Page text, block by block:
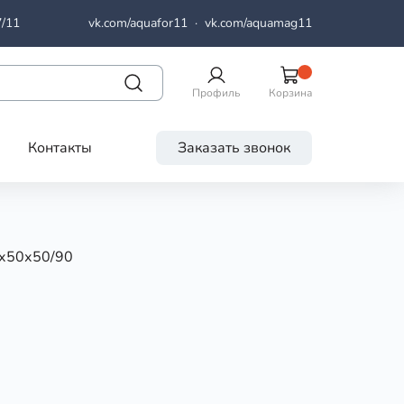
11 vk.com/aquafor11· vk.com/aquamag11
Профиль Корзина
Контакты Заказать звонок
90